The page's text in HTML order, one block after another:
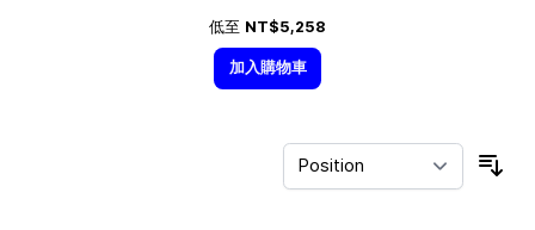
低至 NT$5,258
加入購物車